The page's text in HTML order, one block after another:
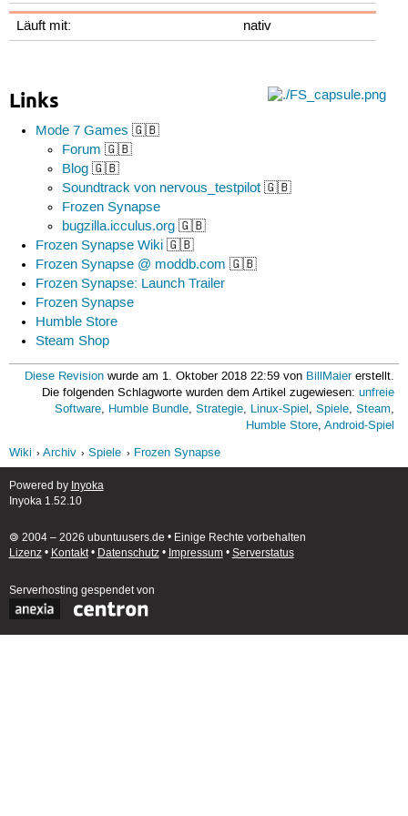
Läuft mit: nativ
Links
Mode 7 Games 🇬🇧
Forum 🇬🇧
Blog 🇬🇧
Soundtrack von nervous_testpilot 🇬🇧
Frozen Synapse
bugzilla.icculus.org 🇬🇧
Frozen Synapse Wiki 🇬🇧
Frozen Synapse @ moddb.com 🇬🇧
Frozen Synapse: Launch Trailer
Frozen Synapse
Humble Store
Steam Shop
Diese Revision wurde am 1. Oktober 2018 22:59 von BillMaiererstellt.
Die folgenden Schlagworte wurden dem Artikel zugewiesen:unfreie
Software, Humble Bundle,Strategie, Linux-Spiel ,Spiele,Steam,
Humble Store,Android-Spiel
Wiki
Archiv Spiele Frozen Synapse
Powered by Inyoka
Inyoka 1.52.10
🄯 2004 – 2026 ubuntuusers.de • Einige Rechte vorbehalten
Lizenz• Kontakt• Datenschutz• Impressum• Serverstatus
Serverhosting gespendet von